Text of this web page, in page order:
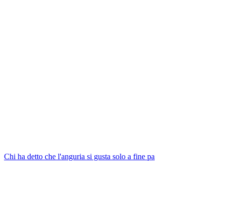
Chi ha detto che l'anguria si gusta solo a fine pa